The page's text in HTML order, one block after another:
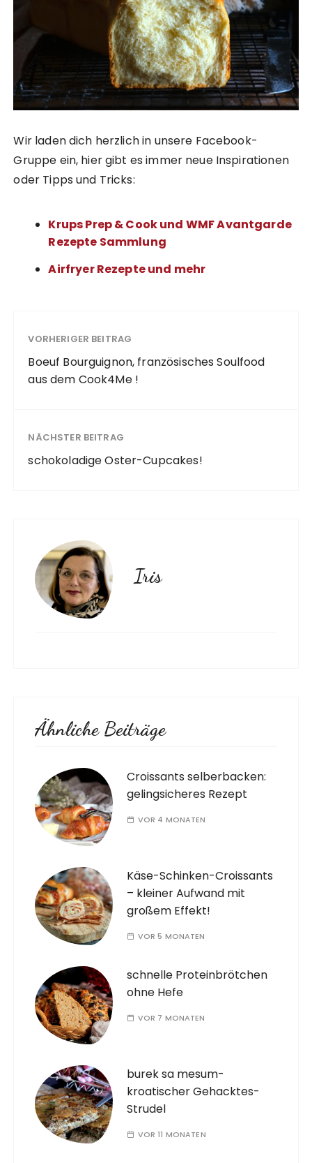
Wir laden dich herzlich in unsere Facebook-
Gruppe ein, hier gibt es immer neue Inspirationen
oder Tipps und Tricks:
Krups Prep & Cook und WMF Avantgarde
Rezepte Sammlung
Airfryer Rezepte und mehr
VORHERIGER BEITRAG
Boeuf Bourguignon, französisches Soulfood
aus dem Cook4Me !
NÄCHSTER BEITRAG
schokoladige Oster-Cupcakes!
Iris
Ähnliche Beiträge
Croissants selberbacken:
gelingsicheres Rezept
VOR 4 MONATEN
Käse-Schinken-Croissants
– kleiner Aufwand mit
großem Effekt!
VOR 5 MONATEN
schnelle Proteinbrötchen
ohne Hefe
VOR 7 MONATEN
burek sa mesum-
kroatischer Gehacktes-
Strudel
VOR 11 MONATEN